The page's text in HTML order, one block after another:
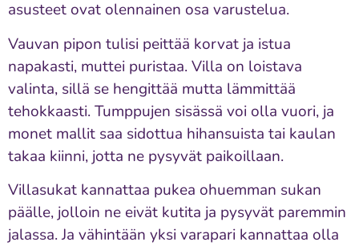
asusteet ovat olennainen osa varustelua.
Vauvan pipon tulisi peittää korvat ja istua
napakasti, muttei puristaa. Villa on loistava
valinta, sillä se hengittää mutta lämmittää
tehokkaasti. Tumppujen sisässä voi olla vuori, ja
monet mallit saa sidottua hihansuista tai kaulan
takaa kiinni, jotta ne pysyvät paikoillaan.
Villasukat kannattaa pukea ohuemman sukan
päälle, jolloin ne eivät kutita ja pysyvät paremmin
jalassa. Ja vähintään yksi varapari kannattaa olla